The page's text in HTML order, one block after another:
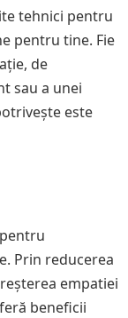
tehnici pentru
pentru tine. Fie
de
sau a unei
este
Prin reducerea
empatiei
beneficii